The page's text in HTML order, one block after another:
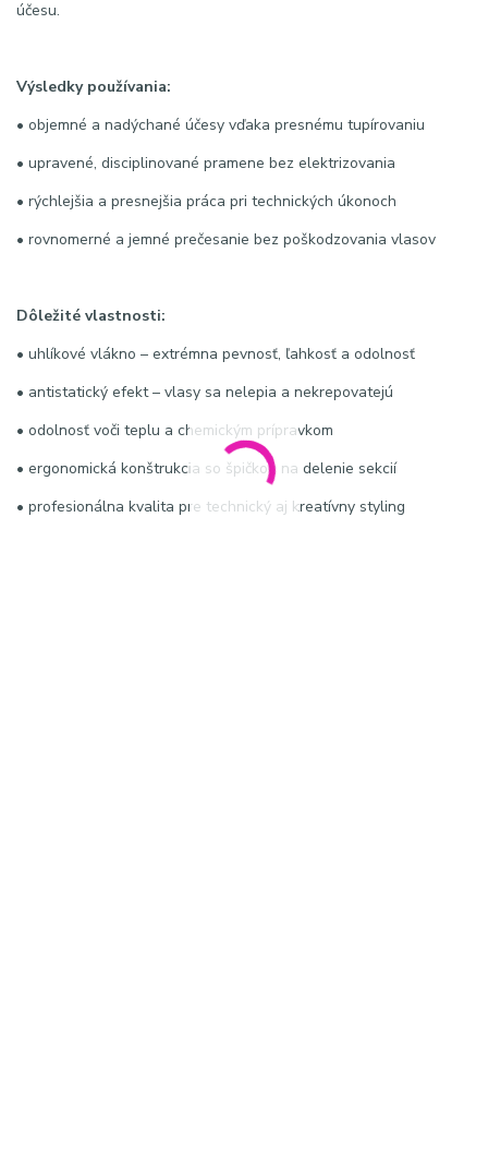
účesu.
Výsledky používania:
• objemné a nadýchané účesy vďaka presnému tupírovaniu
• upravené, disciplinované pramene bez elektrizovania
• rýchlejšia a presnejšia práca pri technických úkonoch
• rovnomerné a jemné prečesanie bez poškodzovania vlasov
Dôležité vlastnosti:
• uhlíkové vlákno – extrémna pevnosť, ľahkosť a odolnosť
• antistatický efekt – vlasy sa nelepia a nekrepovatejú
• odolnosť voči teplu a chemickým prípravkom
• ergonomická konštrukcia so špičkou na delenie sekcií
• profesionálna kvalita pre technický aj kreatívny styling